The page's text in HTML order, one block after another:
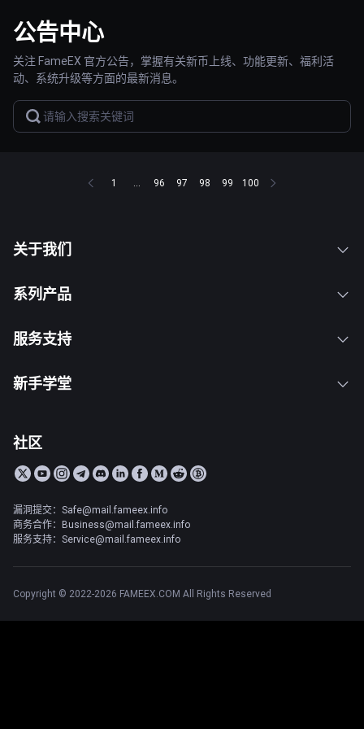
公告中心
关注 FameEX 官方公告，掌握有关新币上线、功能更新、福利活
动、系统升级等方面的最新消息。
1 ... 96 97 98 99 100
关于我们
系列产品
服务支持
新手学堂
社区
漏洞提交：Safe@mail.fameex.info
商务合作：Business@mail.fameex.info
服务支持：Service@mail.fameex.info
Copyright © 2022-2026 FAMEEX.COM All Rights Reserved